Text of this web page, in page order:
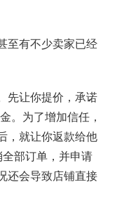
至有不少卖家已经
先让你提价，承诺
。为了增加信任，
，就让你返款给他
部订单，并申请
还会导致店铺直接